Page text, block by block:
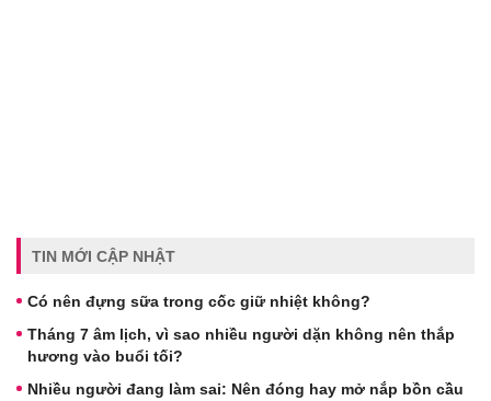
TIN MỚI CẬP NHẬT
Có nên đựng sữa trong cốc giữ nhiệt không?
Tháng 7 âm lịch, vì sao nhiều người dặn không nên thắp
hương vào buổi tối?
Nhiều người đang làm sai: Nên đóng hay mở nắp bồn cầu